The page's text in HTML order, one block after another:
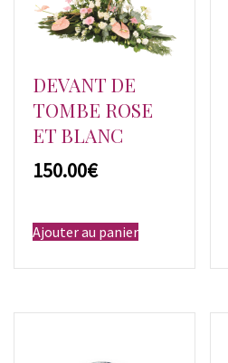
DEVANT DE
TOMBE ROSE
ET BLANC
€
Ajouter au panier